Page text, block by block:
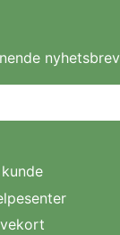
nyhetsbrev